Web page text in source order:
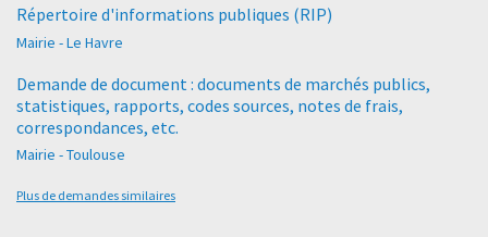
Répertoire d'informations publiques (RIP)
Mairie - Le Havre
Demande de document : documents de marchés publics,
statistiques, rapports, codes sources, notes de frais,
correspondances, etc.
Mairie - Toulouse
Plus de demandes similaires